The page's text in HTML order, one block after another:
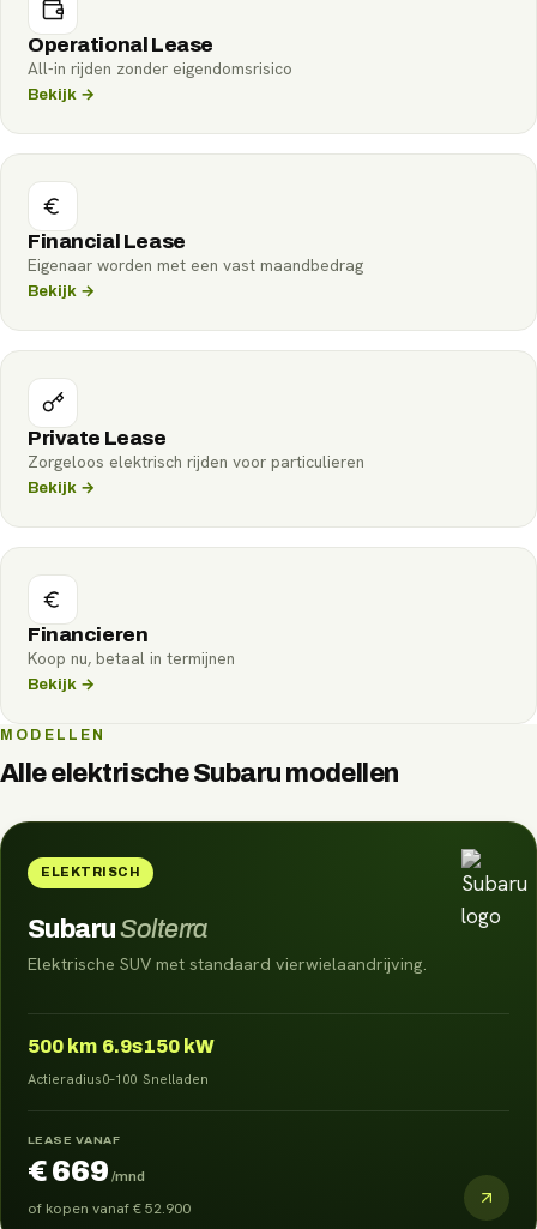
Operational Lease
All-in rijden zonder eigendomsrisico
Bekijk →
Financial Lease
Eigenaar worden met een vast maandbedrag
Bekijk →
Private Lease
Zorgeloos elektrisch rijden voor particulieren
Bekijk →
Financieren
Koop nu, betaal in termijnen
Bekijk →
MODELLEN
Alle elektrischeSubaru modellen
ELEKTRISCH
SubaruSolterra
Elektrische SUV met standaard vierwielaandrijving.
500 km
Actieradius
6.9s
0–100
150 kW
Snelladen
LEASE VANAF
€ 669 /mnd
of kopen vanaf€ 52.900